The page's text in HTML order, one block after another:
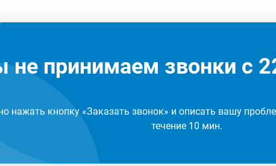
принимаем звонки с
нажать кнопку «Заказать звонок» и описать вашу
течение 10 мин.